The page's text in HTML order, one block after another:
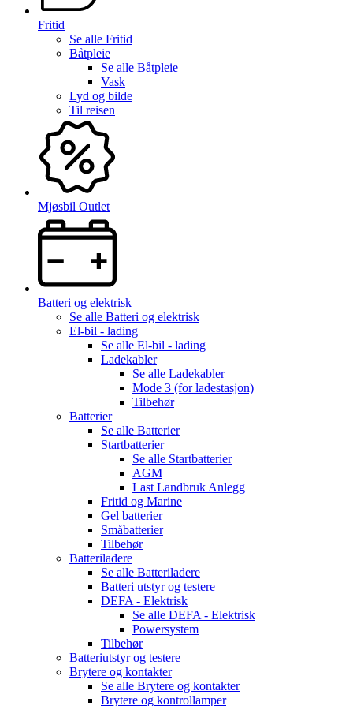
Fritid
Se alle Fritid
Båtpleie
Se alle Båtpleie
Vask
Lyd og bilde
Til reisen
Mjøsbil Outlet
Batteri og elektrisk
Se alle Batteri og elektrisk
El-bil - lading
Se alle El-bil - lading
Ladekabler
Se alle Ladekabler
Mode 3 (for ladestasjon)
Tilbehør
Batterier
Se alle Batterier
Startbatterier
Se alle Startbatterier
AGM
Last Landbruk Anlegg
Fritid og Marine
Gel batterier
Småbatterier
Tilbehør
Batteriladere
Se alle Batteriladere
Batteri utstyr og testere
DEFA - Elektrisk
Se alle DEFA - Elektrisk
Powersystem
Tilbehør
Batteriutstyr og testere
Brytere og kontakter
Se alle Brytere og kontakter
Brytere og kontrollamper